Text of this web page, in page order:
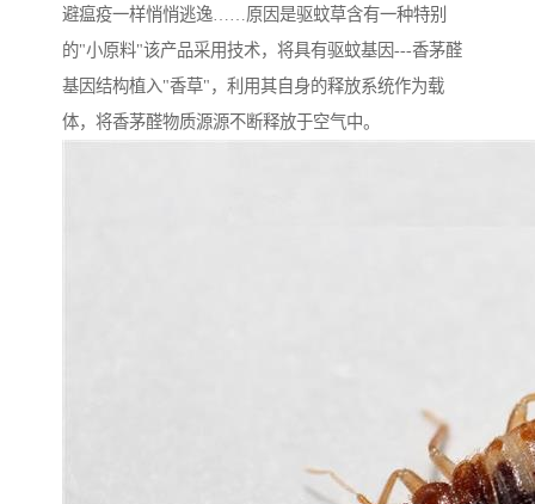
避瘟疫一样悄悄逃逸……原因是驱蚊草含有一种特别
的"小原料"该产品采用技术，将具有驱蚊基因---香茅醛
基因结构植入"香草"，利用其自身的释放系统作为载
体，将香茅醛物质源源不断释放于空气中。